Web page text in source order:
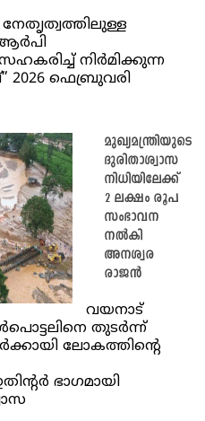
നേതൃത്വത്തിലുള്ള
നിർമിക്കുന്ന
2026 ഫെബ്രുവരി
മുഖ്യമന്ത്രിയുടെ
ദുരിതാശ്വാസ
നിധിയിലേക്ക്
2 ലക്ഷം രൂപ
സംഭാവന
നൽകി
അനശ്വര
രാജൻ
വയനാട്
തുടർന്ന്
ലോകത്തിന്റെ
ഭാഗമായി